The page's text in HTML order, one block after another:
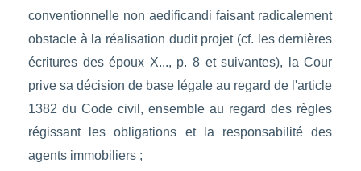
conventionnelle non aedificandi faisant radicalement
obstacle à la réalisation dudit projet (cf. les dernières
écritures des époux X..., p. 8 et suivantes), la Cour
prive sa décision de base légale au regard de l'article
1382 du Code civil, ensemble au regard des règles
régissant les obligations et la responsabilité des
agents immobiliers ;